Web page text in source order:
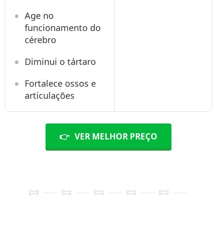
Age no
funcionamento do
cérebro
Diminui o tártaro
Fortalece ossos e
articulações
👉 VER MELHOR PREÇO